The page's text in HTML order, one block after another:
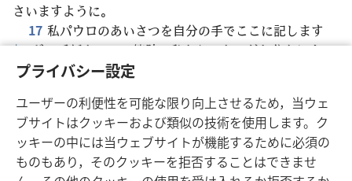
プライバシー設定
ユーザーの利便性を可能な限り向上させるため，当ウェ
ブサイトはクッキーおよび類似の技術を使用します。ク
ッキーの中には当ウェブサイトが機能するために必須の
ものもあり，そのクッキーを拒否することはできませ
さいますように。
17 私パウロのあいさつを自分の手でここに記します
+。どの手紙も，この筆跡で私からのものだと分かりま
す。
さん全員に示されますように。